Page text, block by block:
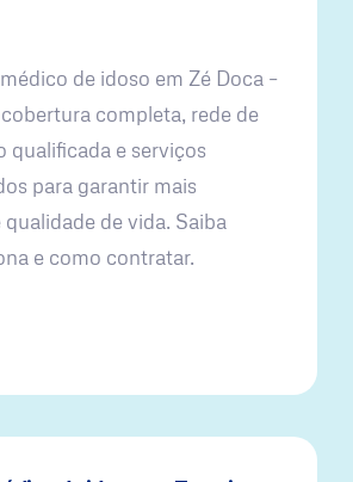
de idoso em Zé Doca –
completa, rede de
qualificada e serviços
para garantir mais
qualidade de vida. Saiba
e como contratar.